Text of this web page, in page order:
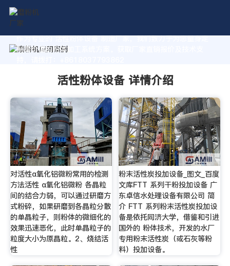
作为专业的 活性粉体设备 制造厂家，我们致力于为您量身定
制高价值的粉体加工系统方案。获取厂家直销报价及技术支
活性粉体设备 详情介绍
对活性α氧化铝微粉常用的检测
方法活性 α氧化铝微粉 各晶粒
间的结合力弱，可以通过研磨方
式粉碎，如果研磨到各晶粒分散
的单晶粒子，则粉体的微细化的
效果迅速恶化，此时单晶粒子的
粒度大小为原晶粒。2、烧结活
性
粉末活性炭投加设备_图文_百度
文库FTT 系列干粉投加设备 广
东卓信水处理设备有限公司 简
介 FTT 系列粉末活性炭投加设
备是依托同济大学，借鉴和引进
国外的 粉体技术，开发的水厂
专用粉末活性炭（或石灰等粉
料）投加设备。